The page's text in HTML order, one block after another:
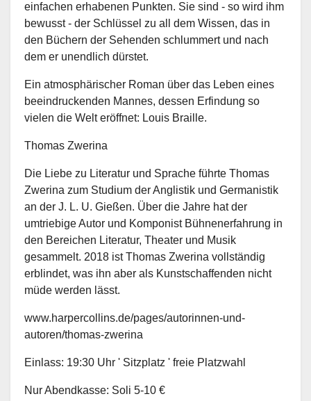
einfachen erhabenen Punkten. Sie sind - so wird ihm
bewusst - der Schlüssel zu all dem Wissen, das in
den Büchern der Sehenden schlummert und nach
dem er unendlich dürstet.
Ein atmosphärischer Roman über das Leben eines
beeindruckenden Mannes, dessen Erfindung so
vielen die Welt eröffnet: Louis Braille.
Thomas Zwerina
Die Liebe zu Literatur und Sprache führte Thomas
Zwerina zum Studium der Anglistik und Germanistik
an der J. L. U. Gießen. Über die Jahre hat der
umtriebige Autor und Komponist Bühnenerfahrung in
den Bereichen Literatur, Theater und Musik
gesammelt. 2018 ist Thomas Zwerina vollständig
erblindet, was ihn aber als Kunstschaffenden nicht
müde werden lässt.
www.harpercollins.de/pages/autorinnen-und-
autoren/thomas-zwerina
Einlass: 19:30 Uhr ' Sitzplatz ' freie Platzwahl
Nur Abendkasse: Soli 5-10 €